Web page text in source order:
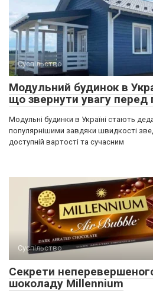
Суспільство
Модульний будинок в
що звернути увагу перед
Модульні будинки в Україні стають
популярнішими завдяки швидкості
доступній вартості та сучасним
Суспільство
Секрети
шоколаду Millennium